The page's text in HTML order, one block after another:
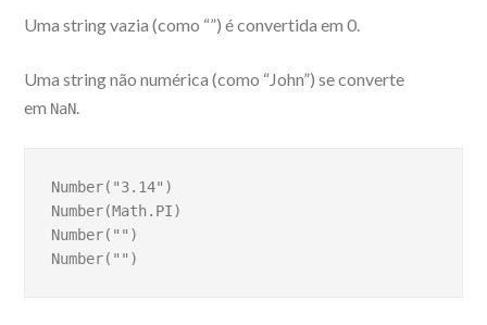
Uma string vazia (como “”) é convertida em 0.
Uma string não numérica (como “John”) se converte
em NaN.
Number("3.14")
Number(Math.PI)
Number("")
Number("")